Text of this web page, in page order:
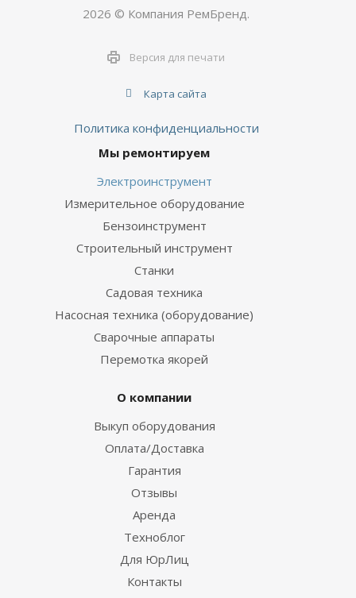
2026 © Компания РемБренд.
Версия для печати
Карта сайта
Политика конфиденциальности
Мы ремонтируем
Электроинструмент
Измерительное оборудование
Бензоинструмент
Строительный инструмент
Станки
Садовая техника
Насосная техника (оборудование)
Сварочные аппараты
Перемотка якорей
О компании
Выкуп оборудования
Оплата/Доставка
Гарантия
Отзывы
Аренда
Техноблог
Для ЮрЛиц
Контакты